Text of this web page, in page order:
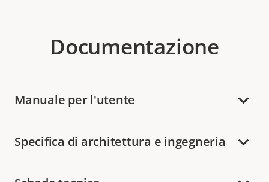
Documentazione
Manuale per l'utente
Specifica di architettura e ingegneria